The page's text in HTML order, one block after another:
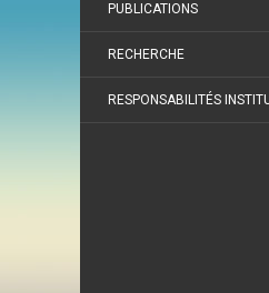
PUBLICATIONS
RECHERCHE
RESPONSABILITÉS